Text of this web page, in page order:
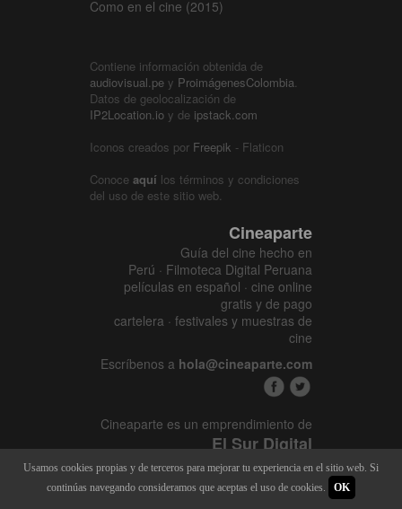
Como en el cine (2015)
Contiene información obtenida de
audiovisual.pe y ProimágenesColombia.
Datos de geolocalización de
IP2Location.io y de ipstack.com
Iconos creados por Freepik - Flaticon
Conoce aquí los términos y condiciones
del uso de este sitio web.
Cineaparte
Guía del cine hecho en
Perú · Filmoteca Digital Peruana
películas en español · cine online
gratis y de pago
cartelera · festivales y muestras de
cine
Escríbenos a hola@cineaparte.com
Cineaparte es un emprendimiento de
El Sur Digital
www.elsurcine.com
Desarrollado porSALA247
Usamos cookies propias y de terceros para mejorar tu experiencia en el sitio web. Si
continúas navegando consideramos que aceptas el uso de cookies.
OK